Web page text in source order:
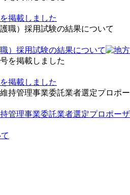
掲載しました
）採用試験の結果について
掲載しました
管理事業委託業者選定プロポー